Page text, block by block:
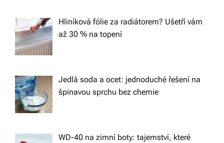
t
i
o
n
Hliníková fólie za radiátorem? Ušetří vám
až 30 % na topení
Jedlá soda a ocet: jednoduché řešení na
špinavou sprchu bez chemie
WD-40 na zimní boty: tajemství, které